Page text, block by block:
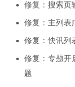
修复：搜索页
修复：主列表
修复：快讯列
修复：专题开
题